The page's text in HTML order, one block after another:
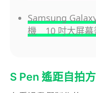
Samsung
機 10 吋大屏幕
S Pen 遙距自拍